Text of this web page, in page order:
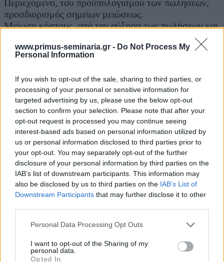
www.primus-seminaria.gr - Do Not Process My
Personal Information
If you wish to opt-out of the sale, sharing to third parties, or
processing of your personal or sensitive information for
targeted advertising by us, please use the below opt-out
section to confirm your selection. Please note that after your
opt-out request is processed you may continue seeing
interest-based ads based on personal information utilized by
us or personal information disclosed to third parties prior to
your opt-out. You may separately opt-out of the further
disclosure of your personal information by third parties on the
IAB’s list of downstream participants. This information may
also be disclosed by us to third parties on the IAB’s List of
Downstream Participants that may further disclose it to other
Please note that this website/app uses one or more Google
not limited to your visit or usage behaviour. You may click to
grant or deny consent to Google and its third-party tags to
Personal Data Processing Opt Outs
I want to opt-out of the Sharing of my
personal data.
Opted In
Περιεχόμενο, του προϋπολογισμού των πωλήσεων,
προσδιορισμός σημείων μειώσεως.
Μείωση κόστους, από την αύξηση των πωλήσεων και
Απασχόληση, των πόρων, ενεργοποίηση της
περιουσίας του ισολογισμού.
σε όλα τα στάδια των δαπανών.
Έλεγχος δαπανών μηδενικής βάσεως.
Συγκριτική διοίκηση. Benchmarking του
παραγωγικού κυκλώματος και με τους ανταγωνιστές.
Μείωση κόστους στην παραγωγή
Η παραγωγική διαδικασία αποτυπώνεται με την
τεχνική Lean Manufacturing. Αρχικά θα γίνει πλήρης
καταγραφή της παραγωγής σε συνάρτηση με τη ροή
του συνολικού παραγωγικού κυκλώματος. Στη
συνέχεια θα γίνει διαχωρισμός σε δυο στάδια, τα
διακριτά τμήματα παραγωγής και τις διακριτές
παραγωγικές εκμεταλλεύσεις. Μετρήσεις ροής της
παραγωγικής διαδικασίας. Ιδιαίτερα θα αναλυθούν:
συνεκτικών ορθολογικών δεικτών. Δείκτης ΟΕΕ.
Επιπλέον πώς ο προϋπολογισμός μηδενικής βάσεως